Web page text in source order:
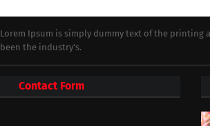
Lorem Ipsum is simply dummy text of the printing
been the industry's.
Contact Form